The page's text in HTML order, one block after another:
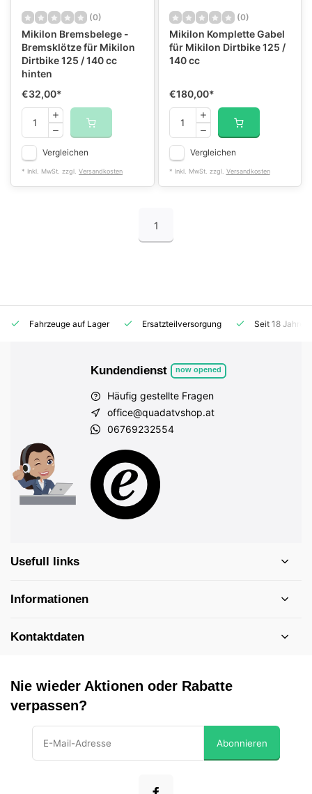
(0)
Mikilon Bremsbelege -
Bremsklötze für Mikilon
Dirtbike 125 / 140 cc
hinten
€32,00*
Vergleichen
* Inkl. MwSt. zzgl. Versandkosten
(0)
Mikilon Komplette Gabel
für Mikilon Dirtbike 125 /
140 cc
€180,00*
Vergleichen
* Inkl. MwSt. zzgl. Versandkosten
1
Fahrzeuge auf Lager Ersatzteilversorgung Seit 18
Kundendienst now opened
Häufig gestellte Fragen
office@quadatvshop.at
06769232554
Usefull links
Informationen
Kontaktdaten
Nie wieder Aktionen oder Rabatte
verpassen?
Abonnieren